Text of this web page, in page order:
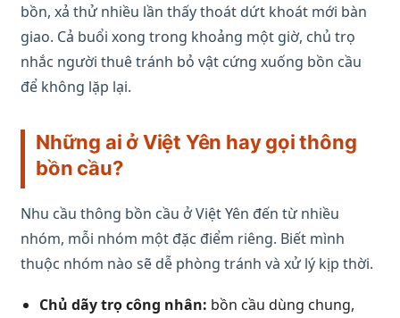
bồn, xả thử nhiều lần thấy thoát dứt khoát mới bàn
giao. Cả buổi xong trong khoảng một giờ, chủ trọ
nhắc người thuê tránh bỏ vật cứng xuống bồn cầu
để không lặp lại.
Những ai ở Việt Yên hay gọi thông
bồn cầu?
Nhu cầu thông bồn cầu ở Việt Yên đến từ nhiều
nhóm, mỗi nhóm một đặc điểm riêng. Biết mình
thuộc nhóm nào sẽ dễ phòng tránh và xử lý kịp thời.
Chủ dãy trọ công nhân: bồn cầu dùng chung,